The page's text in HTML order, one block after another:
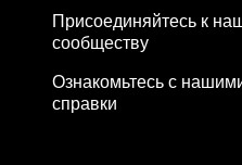
Присоединяйтесь к
сообществу
Ознакомьтесь с
справки